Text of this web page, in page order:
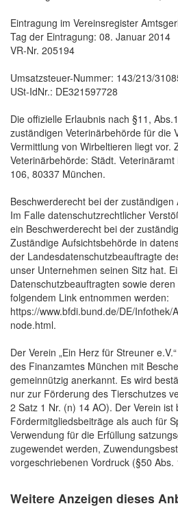
Eintragung im Vereinsregister
Tag der Eintragung: 08. Januar 2014
VR-Nr. 205194
Umsatzsteuer-Nummer: 143/213/
USt-IdNr.: DE321597728
Die offizielle Erlaubnis nach §11,
zuständigen Veterinärbehörde für die
Vermittlung von Wirbeltieren liegt vor.
Veterinärbehörde: Städt.
106, 80337 München.
Beschwerderecht bei der zuständigen
Im Falle datenschutzrechtlicher
ein Beschwerderecht bei der
Zuständige Aufsichtsbehörde in
der Landesdatenschutzbeauftragte
unser Unternehmen seinen Sitz hat.
Datenschutzbeauftragten sowie
folgendem Link entnommen werden:
https://www.bfdi.bund.de/DE/
node.html.
Der Verein „Ein Herz für Streuner
des Finanzamtes München mit
gemeinnützig anerkannt. Es wird
nur zur Förderung des Tierschutzes
2 Satz 1 Nr. (n) 14 AO). Der Verein
Fördermitgliedsbeiträge als auch für
Verwendung für die Erfüllung
zugewendet werden,
vorgeschriebenen Vordruck (§50 Abs.
Weitere Anzeigen dieses